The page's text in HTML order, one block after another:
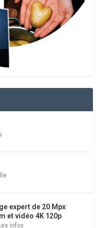
expert de 20 Mpx
et vidéo 4K 120p
infos